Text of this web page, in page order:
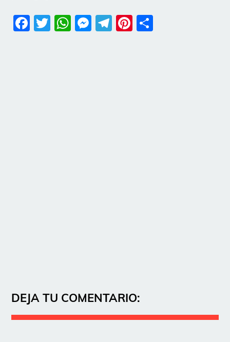
Facebook
Twitter
WhatsApp
Messenger
Telegram
Pinterest
DEJA TU COMENTARIO: